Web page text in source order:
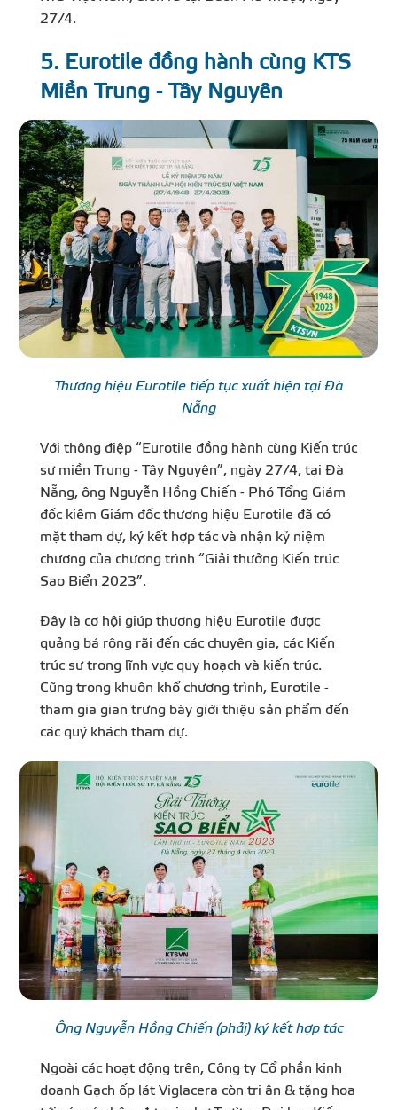
27/4.
5. Eurotile đồng hành cùng KTS
Miền Trung - Tây Nguyên
Thương hiệu Eurotile tiếp tục xuất hiện tại Đà
Nẵng
Với thông điệp “Eurotile đồng hành cùng Kiến trúc
sư miền Trung - Tây Nguyên”, ngày 27/4, tại Đà
Nẵng, ông Nguyễn Hồng Chiến - Phó Tổng Giám
đốc kiêm Giám đốc thương hiệu Eurotile đã có
mặt tham dự, ký kết hợp tác và nhận kỷ niệm
chương của chương trình “Giải thưởng Kiến trúc
Sao Biển 2023”.
Đây là cơ hội giúp thương hiệu Eurotile được
quảng bá rộng rãi đến các chuyên gia, các Kiến
trúc sư trong lĩnh vực quy hoạch và kiến trúc.
Cũng trong khuôn khổ chương trình, Eurotile -
tham gia gian trưng bày giới thiệu sản phẩm đến
các quý khách tham dự.
Ông Nguyễn Hồng Chiến (phải) ký kết hợp tác
Ngoài các hoạt động trên, Công ty Cổ phần kinh
doanh Gạch ốp lát Viglacera còn tri ân & tặng hoa